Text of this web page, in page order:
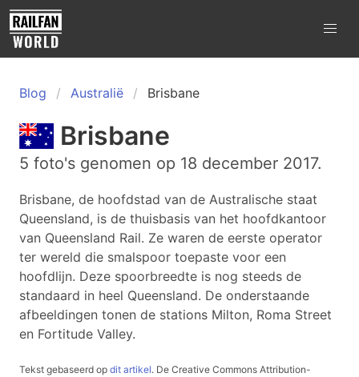
Blog Australië Brisbane
Brisbane
5 foto's genomen op 18 december 2017.
Brisbane, de hoofdstad van de Australische staat
Queensland, is de thuisbasis van het hoofdkantoor
van Queensland Rail. Ze waren de eerste operator
ter wereld die smalspoor toepaste voor een
hoofdlijn. Deze spoorbreedte is nog steeds de
standaard in heel Queensland. De onderstaande
afbeeldingen tonen de stations Milton, Roma Street
en Fortitude Valley.
Tekst gebaseerd op dit artikel. De Creative Commons Attribution-